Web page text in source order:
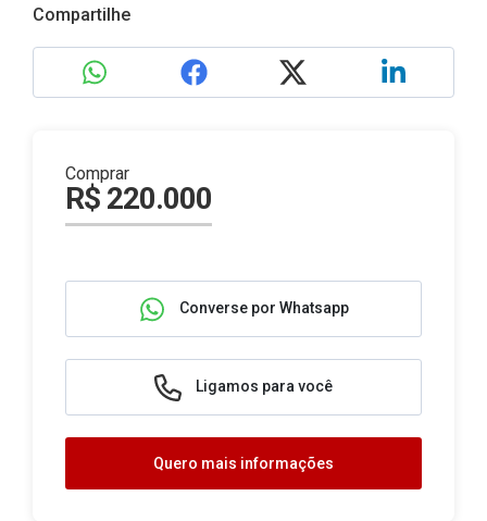
Compartilhe
Comprar
R$ 220.000
Converse por Whatsapp
Ligamos para você
Quero mais informações